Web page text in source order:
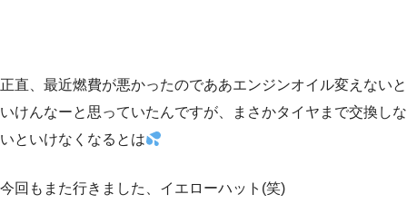
正直、最近燃費が悪かったのでああエンジンオイル変えないと
いけんなーと思っていたんですが、まさかタイヤまで交換しな
いといけなくなるとは
今回もまた行きました、イエローハット(笑)